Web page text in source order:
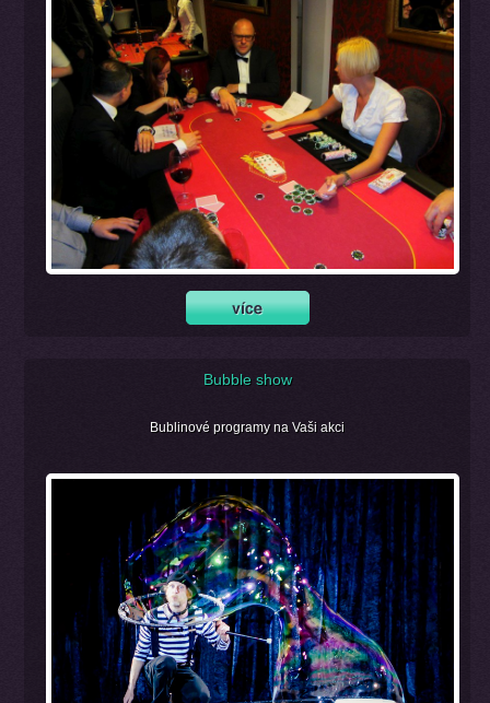
Bubble show
Bublinové programy na Vaši akci